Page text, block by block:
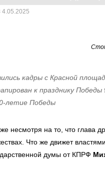
4.05.2025
кадры с Красной
к празднику
летие Победы
несмотря на то, что глава
Что же движет
думы от КПРФ